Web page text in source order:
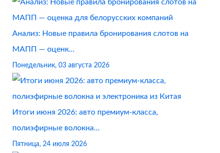
Анализ: Новые правила бронирования слотов на
МАПП — оценк...
Понедельник, 03 августа 2026
Итоги июня 2026: авто премиум-класса,
полиэфирные волокна...
Пятница, 24 июля 2026